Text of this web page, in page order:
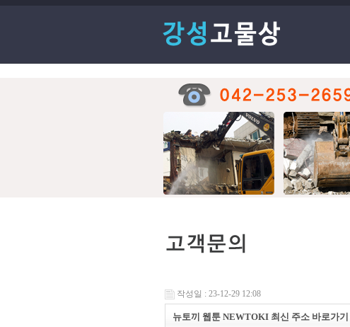
작성일 : 23-12-29 12:08
뉴토끼 웹툰 NEWTOKI 최신 주소 바로가